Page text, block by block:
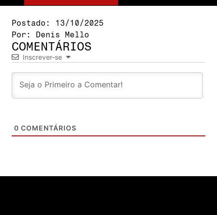
Postado:
13/10/2025
Por:
Denis Mello
COMENTÁRIOS
Inscrever-se
0 COMENTÁRIOS